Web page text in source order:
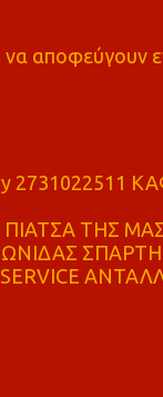
αποφεύγουν
ΤΗΣ
ΣΠΑΡΤΗ